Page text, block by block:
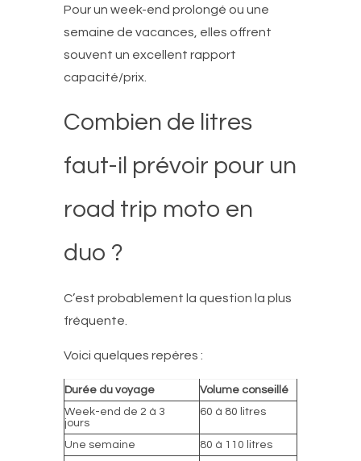
Pour un week-end prolongé ou une
semaine de vacances, elles offrent
souvent un excellent rapport
capacité/prix.
Combien de litres
faut-il prévoir pour un
road trip moto en
duo ?
C’est probablement la question la plus
fréquente.
Voici quelques repères :
Durée du voyage
Volume conseillé
Week-end de 2 à 3
jours
60 à 80 litres
Une semaine 80 à 110 litres